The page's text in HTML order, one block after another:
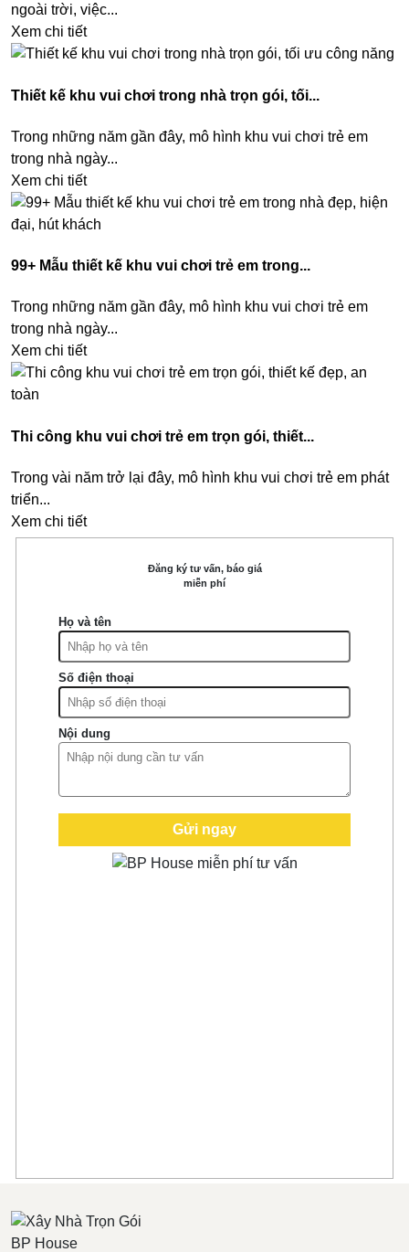
ngoài trời, việc...
Xem chi tiết
Thiết kế khu vui chơi trong nhà trọn gói, tối...
Trong những năm gần đây, mô hình khu vui chơi trẻ em
trong nhà ngày...
Xem chi tiết
99+ Mẫu thiết kế khu vui chơi trẻ em trong...
Trong những năm gần đây, mô hình khu vui chơi trẻ em
trong nhà ngày...
Xem chi tiết
Thi công khu vui chơi trẻ em trọn gói, thiết...
Trong vài năm trở lại đây, mô hình khu vui chơi trẻ em phát
triển...
Xem chi tiết
Đăng ký tư vấn, báo giá
miễn phí
Họ và tên
Số điện thoại
Nội dung